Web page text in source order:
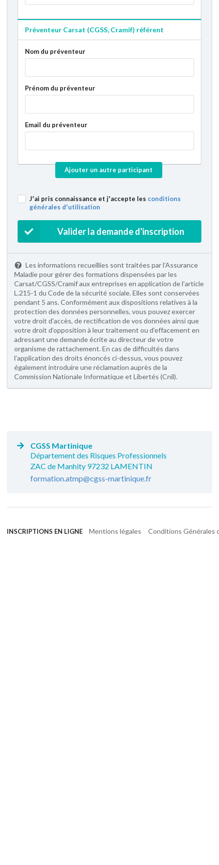
Préventeur Carsat (CGSS, Cramif) référent
Nom du préventeur
Prénom du préventeur
Email du préventeur
Ajouter un autre participant
J'ai pris connaissance et j'accepte les conditions
générales d'utilisation
Valider la demande d'inscription
Les informations recueillies sont traitées par l’Assurance
Maladie pour gérer des formations dispensées par les
Carsat/CGSS/Cramif aux entreprises en application de l’article
L.215-1 du Code de la sécurité sociale. Elles sont conservées
pendant 5 ans. Conformément aux dispositions relatives à la
protection des données personnelles, vous pouvez exercer
votre droit d'accès, de rectification de vos données ainsi que
votre droit d’opposition à leur traitement ou d’effacement en
adressant une demande écrite au directeur de votre
organisme de rattachement. En cas de difficultés dans
l’application des droits énoncés ci-dessus, vous pouvez
également introduire une réclamation auprès de la
Commission Nationale Informatique et Libertés (Cnil).
CGSS Martinique
Département des Risques Professionnels
ZAC de Manhity 97232 LAMENTIN
formation.atmp@cgss-martinique.fr
INSCRIPTIONS EN LIGNE Mentions légales Conditions Générales